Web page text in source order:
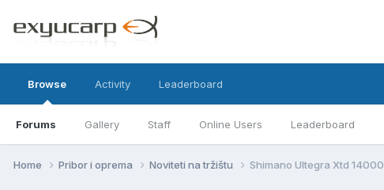
Browse
Forums Gallery Staff Online Users Leaderboard
Activity Leaderboard
Home Pribor i oprema Noviteti na tržištu Shimano Ultegra Xtd 14000